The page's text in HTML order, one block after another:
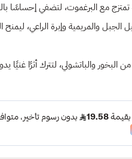
مع البرغموت، لتضفي إحساسًا
والمريمية وإبرة الراعي، ليمنح
والباتشولي، لتترك أثرًا غنيًا